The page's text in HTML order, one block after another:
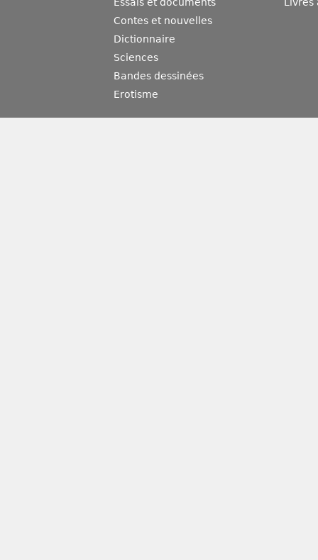
Essais et documents
Contes et nouvelles
Dictionnaire
Sciences
Bandes dessinées
Erotisme
Livres